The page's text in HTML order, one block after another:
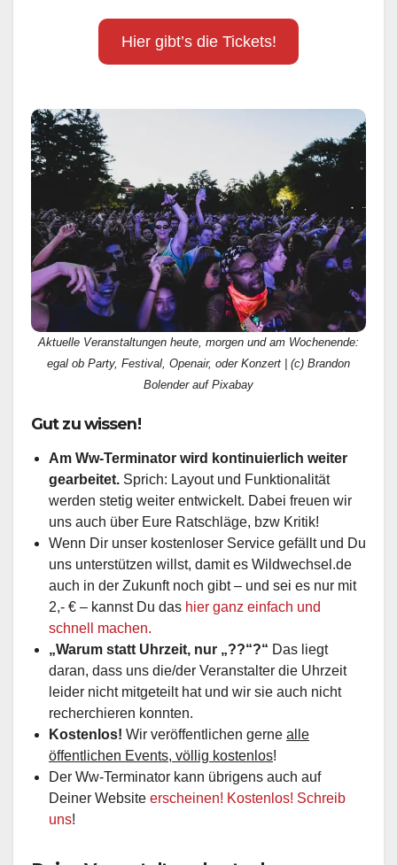
Hier gibt’s die Tickets!
Aktuelle Veranstaltungen heute, morgen und am Wochenende:
egal ob Party, Festival, Openair, oder Konzert | (c) Brandon
Bolender auf Pixabay
Gut zu wissen!
Am Ww-Terminator wird kontinuierlich weiter
gearbeitet. Sprich: Layout und Funktionalität
werden stetig weiter entwickelt. Dabei freuen wir
uns auch über Eure Ratschläge, bzw Kritik!
Wenn Dir unser kostenloser Service gefällt und Du
uns unterstützen willst, damit es Wildwechsel.de
auch in der Zukunft noch gibt – und sei es nur mit
2,- € – kannst Du das hier ganz einfach und
schnell machen.
„Warum statt Uhrzeit, nur „??“?“ Das liegt
daran, dass uns die/der Veranstalter die Uhrzeit
leider nicht mitgeteilt hat und wir sie auch nicht
recherchieren konnten.
Kostenlos! Wir veröffentlichen gerne alle
öffentlichen Events, völlig kostenlos!
Der Ww-Terminator kann übrigens auch auf
Deiner Website erscheinen! Kostenlos! Schreib
uns!